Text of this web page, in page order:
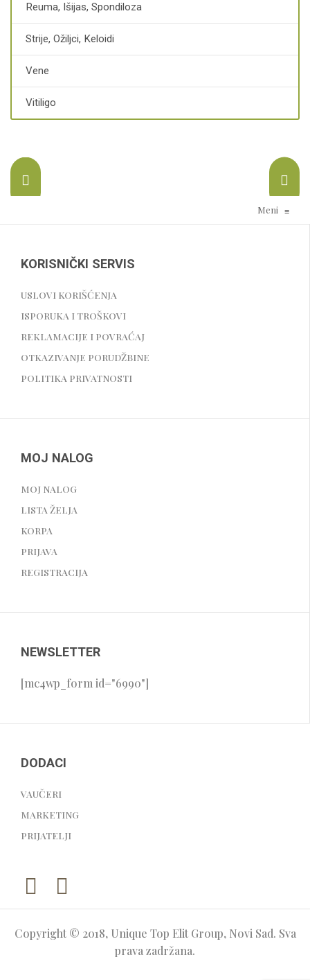
Reuma, Išijas, Spondiloza
Strije, Ožiljci, Keloidi
Vene
Vitiligo
Meni ≡
KORISNIČKI SERVIS
USLOVI KORIŠĆENJA
ISPORUKA I TROŠKOVI
REKLAMACIJE I POVRAĆAJ
OTKAZIVANJE PORUDŽBINE
POLITIKA PRIVATNOSTI
MOJ NALOG
MOJ NALOG
LISTA ŽELJA
KORPA
PRIJAVA
REGISTRACIJA
NEWSLETTER
[mc4wp_form id="6990"]
DODACI
VAUČERI
MARKETING
PRIJATELJI
Copyright © 2018, Unique Top Elit Group, Novi Sad. Sva
prava zadržana.